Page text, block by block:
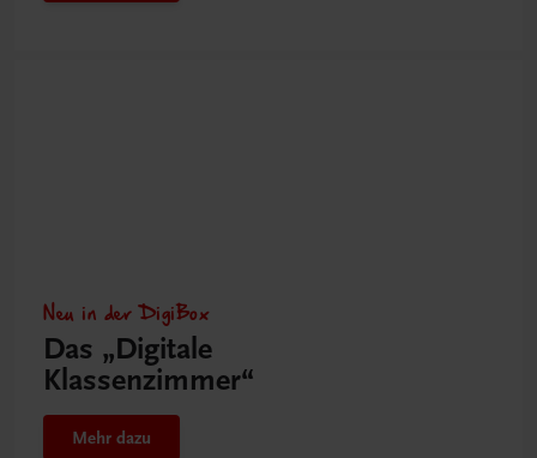
Neu in der DigiBox
Das „Digitale
Klassenzimmer“
Mehr dazu